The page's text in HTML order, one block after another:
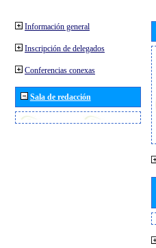
Información general
Inscripción de delegados
Conferencias conexas
Sala de redacción